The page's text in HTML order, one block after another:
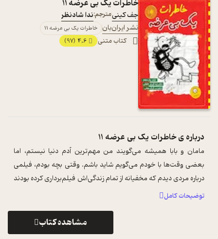
خاطرات یک بی عرضه 11
جف کینیمترجم:ندا شادنظر
نشر ایران‌بان خاطرات یک بی عرضه 11
کتاب متنی 4.6
(97)
درباره یخاطرات یک بی عرضه 11
مامان و بابا همیشه می‌گویند من مهم‌ترین آدم دنیا نیستم، اما
بعضی وقت‌ها با خودم می‌گویم شاید باشم. وقتی بچه بودم، فیلمی
درباره مردی دیدم که مخفیانه از تمام زندگی‌اش فیلم‌برداری کرده بودند
تا از تلویز ......
توضیحات کامل
مشاهده کتاب